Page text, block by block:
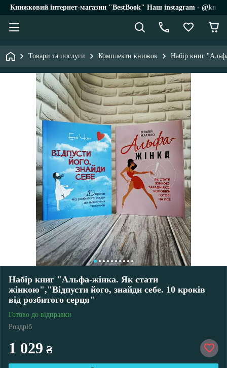
Книжковий інтернет-магазин "BestBook" Наш instagram -
Товари та послуги Комплекти книжок Набір книг
Набір книг "Альфа-жінка. Як стати
жінкою","Відпусти його, знайди себе. 10 кроків
від розбитого серця"
Готово до відправки
Роздріб
1 029 ₴